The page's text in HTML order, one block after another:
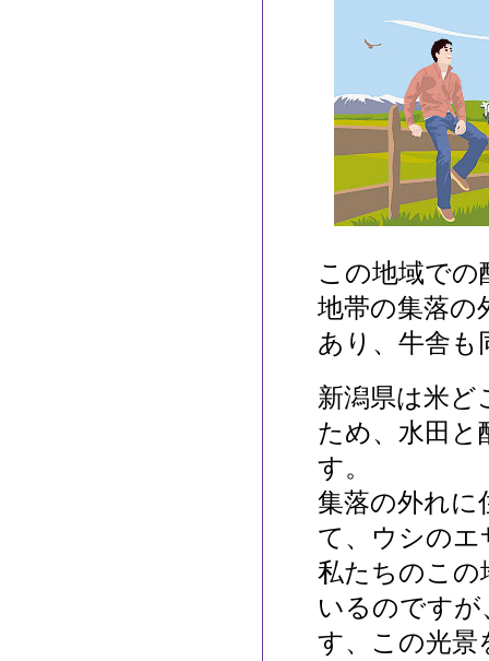
この地域での
地帯の集落の
あり、牛舎も
新潟県は米ど
ため、水田と
す。
集落の外れに
て、ウシの
私たちのこの
いるのです
す、この光景